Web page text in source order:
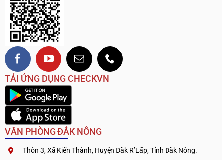
TẢI ỨNG DỤNG CHECKVN
VĂN PHÒNG ĐẮK NÔNG
Thôn 3, Xã Kiến Thành, Huyện Đắk R’Lấp, Tỉnh Đắk Nông.